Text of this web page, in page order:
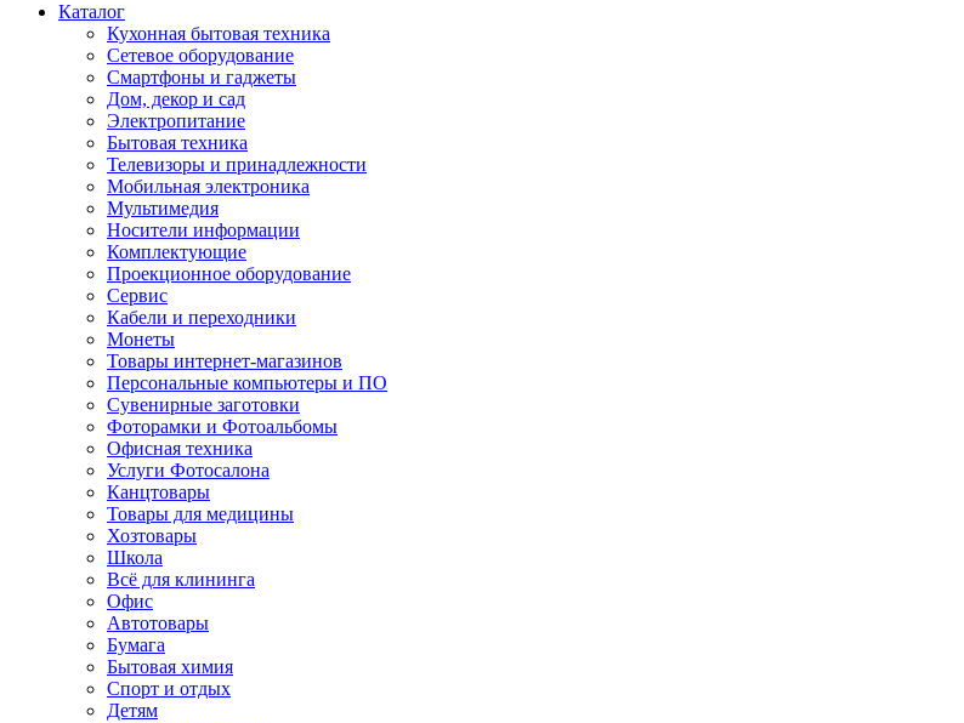
Каталог
Кухонная бытовая техника
Сетевое оборудование
Смартфоны и гаджеты
Дом, декор и сад
Электропитание
Бытовая техника
Телевизоры и принадлежности
Мобильная электроника
Мультимедия
Носители информации
Комплектующие
Проекционное оборудование
Сервис
Кабели и переходники
Монеты
Товары интернет-магазинов
Персональные компьютеры и ПО
Сувенирные заготовки
Фоторамки и Фотоальбомы
Офисная техника
Услуги Фотосалона
Канцтовары
Товары для медицины
Хозтовары
Школа
Всё для клининга
Офис
Автотовары
Бумага
Бытовая химия
Спорт и отдых
Детям